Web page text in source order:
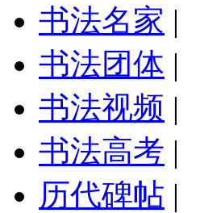
书法名家 |
书法团体 |
书法视频 |
书法高考 |
历代碑帖 |